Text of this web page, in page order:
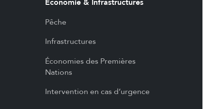
Économie & Infrastructures
Pêche
Infrastructures
Économies des Premières
Nations
Intervention en cas d’urgence